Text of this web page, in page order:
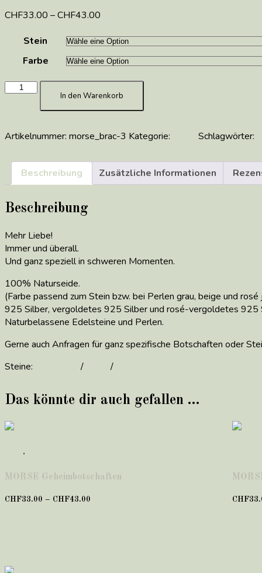
CHF33.00 –CHF43.00
bis
CHF43.00
Stein
Farbe
MORSE
Menge
In den Warenkorb
Artikelnummer: morse_brac-3 Kategorie: Schlagwörter:
Beschreibung Zusätzliche Informationen
Beschreibung
Mehr Liebe!
Immer und überall.
Und ganz speziell in schweren Momenten.
100% Naturseide.
(Farbe passend zum Stein bzw. bei Perlen grau, beige und
925 Silber, vergoldetes 925 Silber und rosé-vergoldetes 925
Naturbelassene Edelsteine und Perlen.
Gerne auch Anfragen für ganz spezifische Botschaften oder
Steine:
/ /
Das könnte dir auch gefallen …
,
MORSE Geheimbotschaften
CHF33.00 – CHF43.00 CHF